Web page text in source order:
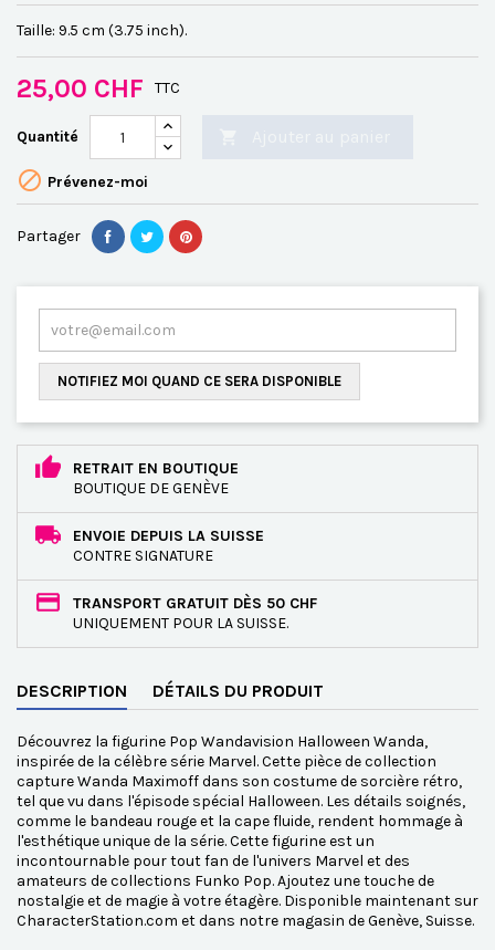
Taille: 9.5 cm (3.75 inch).
25,00 CHF TTC
Quantité
 Prévenez-moi
Partager
NOTIFIEZ MOI QUAND CE SERA DISPONIBLE
RETRAIT EN BOUTIQUE
BOUTIQUE DE GENÈVE
ENVOIE DEPUIS LA SUISSE
CONTRE SIGNATURE
TRANSPORT GRATUIT DÈS 50 CHF
UNIQUEMENT POUR LA SUISSE.
DESCRIPTION DÉTAILS DU PRODUIT
Découvrez la figurine Pop Wandavision Halloween Wanda,
inspirée de la célèbre série Marvel. Cette pièce de collection
capture Wanda Maximoff dans son costume de sorcière rétro,
tel que vu dans l'épisode spécial Halloween. Les détails soignés,
comme le bandeau rouge et la cape fluide, rendent hommage à
l'esthétique unique de la série. Cette figurine est un
incontournable pour tout fan de l'univers Marvel et des
amateurs de collections Funko Pop. Ajoutez une touche de
nostalgie et de magie à votre étagère. Disponible maintenant sur
CharacterStation.com et dans notre magasin de Genève, Suisse.